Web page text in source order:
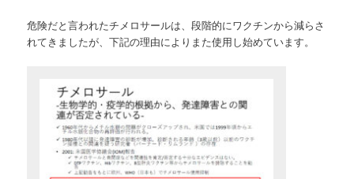
危険だと言われたチメロサールは、段階的にワクチンから減らさ
れてきましたが、下記の理由によりまた使用し始めています。